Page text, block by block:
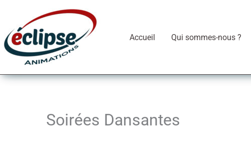
contenu
Accueil Qui sommes-nous ?
Soirées Dansantes